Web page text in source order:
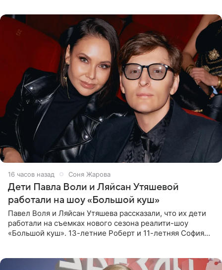
16 часов назад Соня Жарова
Дети Павла Воли и Ляйсан Утяшевой
работали на шоу «Большой куш»
Павел Воля и Ляйсан Утяшева рассказали, что их дети
работали на съемках нового сезона реалити-шоу
«Большой куш». 13-летние Роберт и 11-летняя София